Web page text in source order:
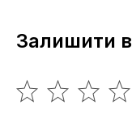
Залишити